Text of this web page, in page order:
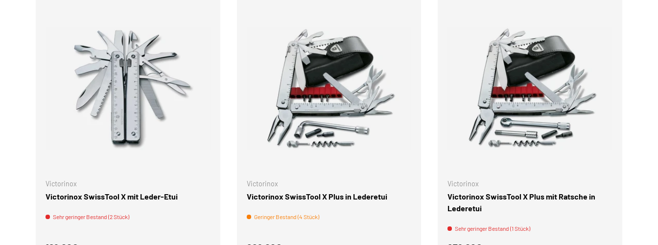
Victorinox
Victorinox SwissTool X mit Leder-Etui
Sehr geringer Bestand (2 Stück)
Victorinox
Victorinox SwissTool X Plus in Lederetui
Geringer Bestand (4 Stück)
Victorinox
Victorinox SwissTool X Plus mit Ratsche in
Lederetui
Sehr geringer Bestand (1 Stück)